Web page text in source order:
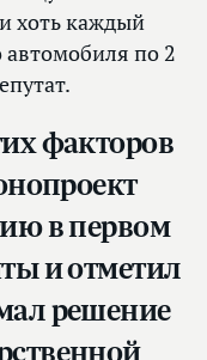
хоть каждый
автомобиля по 2
факторов
в первом
и отметил
решение